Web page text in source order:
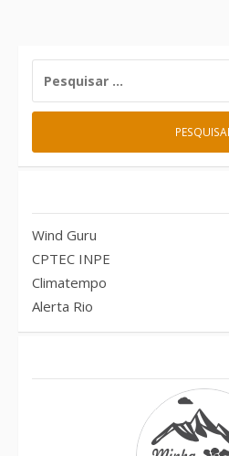
POR:
Wind Guru
CPTEC INPE
Climatempo
Alerta Rio